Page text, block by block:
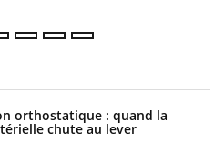
orthostatique : quand la
chute au lever